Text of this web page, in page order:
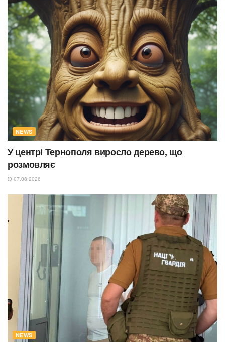
NEWS
У центрі Тернополя виросло дерево, що
розмовляє
07.08.2026
NEWS